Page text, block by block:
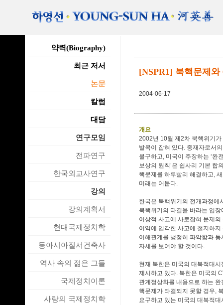
약력(Biography)
최근 저서
논문
칼럼
대담
연구모임
전파연구
한국외교사연구
강의
강의계획서
현대국제정치학
동아시아질서건축사
역사 속의 젊은 그들
국제정치이론
사랑의 국제정치학
[NSPR1] 북핵문제
2004-06-17
개요
2002년 10월 제2차 북핵위기
발목이 잡혀 있다. 중재자로서
불구하고, 미국이 주장하는 ‘완
보상의 원칙’은 쉽사리 기본 합
핵문제를 하루빨리 해결하고,
미래는 어둡다.
한국은 북핵위기의 전개과정에
북핵위기의 타결을 바라는 입
이상적 사고에 사로잡혀 문제
이익에 입각한 사고에 철저하
이해관계를 냉정히 파악함과
자세를 보여야 할 것이다.
현재 북한은 미국의 대북적대
제시하고 있다. 북한은 미국의
관계정상화를 내용으로 하는
핵문제가 타결되지 못할 경우,
요구하고 있는 미국의 대북적